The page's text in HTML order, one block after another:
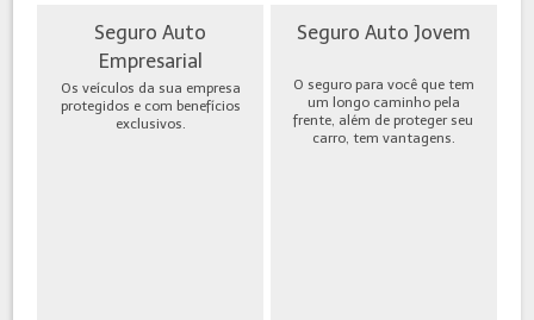
Seguro Auto
Empresarial
Os veículos da sua empresa
protegidos e com benefícios
exclusivos.
Seguro Auto Jovem
O seguro para você que tem
um longo caminho pela
frente, além de proteger seu
carro, tem vantagens.